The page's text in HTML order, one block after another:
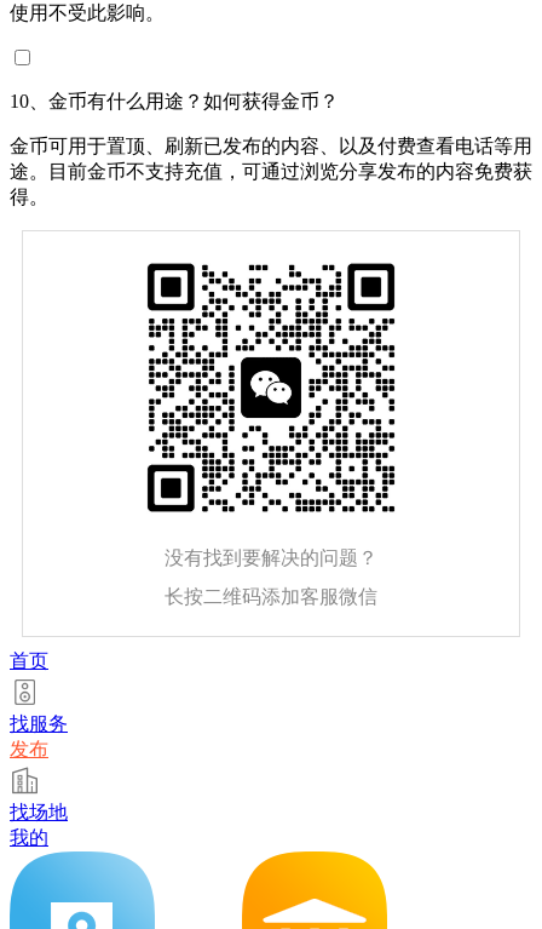
使用不受此影响。
10、金币有什么用途？如何获得金币？
金币可用于置顶、刷新已发布的内容、以及付费查看电话等用
途。目前金币不支持充值，可通过浏览分享发布的内容免费获
得。
没有找到要解决的问题？
长按二维码添加客服微信
首页
找服务
发布
找场地
我的